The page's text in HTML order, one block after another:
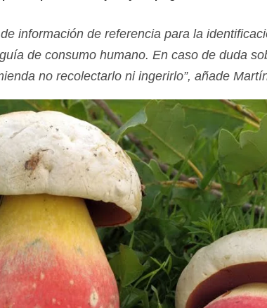
información de referencia para la
de consumo humano. En caso de duda
no recolectarlo ni ingerirlo”, añade